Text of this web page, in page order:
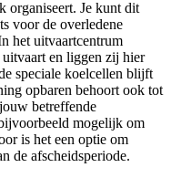
organiseert. Je kunt dit
voor de overledene
het uitvaartcentrum
en liggen zij hier
speciale koelcellen blijft
opbaren behoort ook tot
betreffende
mogelijk om
is het een optie om
de afscheidsperiode.